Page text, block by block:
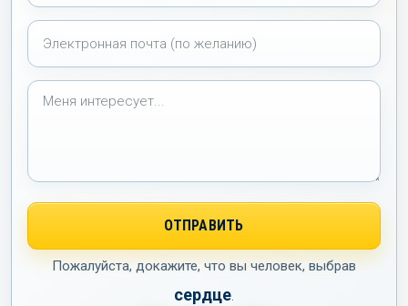
Пожалуйста, докажите, что вы человек, выбрав
сердце.